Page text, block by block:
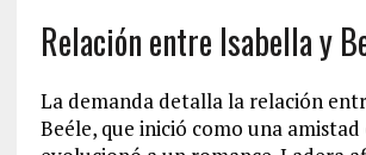
Relación entre Isabella y
La demanda detalla la relación
Beéle, que inició como una amistad